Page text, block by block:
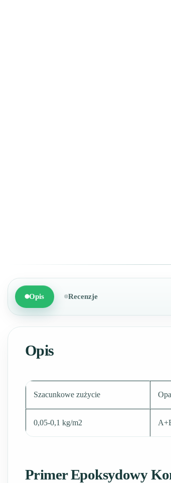
Opis Recenzje
Opis
Szacunkowe zużycie
0,05-0,1 kg/m2
Primer Epoksydowy